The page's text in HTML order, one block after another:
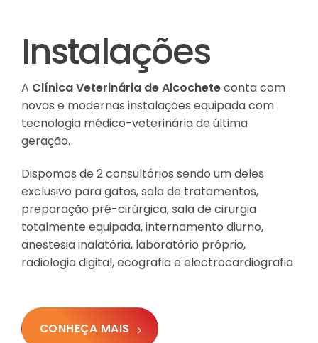
Instalações
A Clínica Veterinária de Alcocheteconta com
novas e modernas instalações equipada com
tecnologia médico-veterinária de última
geração.
Dispomos de 2 consultórios sendo um deles
exclusivo para gatos, sala de tratamentos,
preparação pré-cirúrgica, sala de cirurgia
totalmente equipada, internamento diurno,
anestesia inalatória, laboratório próprio,
radiologia digital, ecografia e electrocardiografia
CONHEÇA MAIS